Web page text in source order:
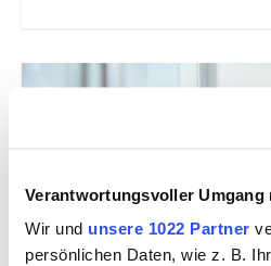
Verantwortungsvoller Umgang
Wir und unsere 1022 Partner
persönlichen Daten, wie z. B.